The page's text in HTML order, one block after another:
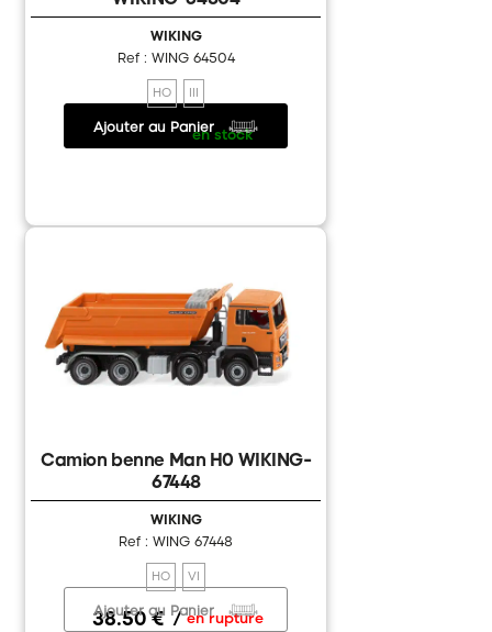
WIKING
Ref : WING 64504
HO III
18.25 € / en stock
Ajouter au Panier
Camion benne Man H0 WIKING-
67448
WIKING
Ref : WING 67448
HO VI
38.50 € /en rupture
Ajouter au Panier